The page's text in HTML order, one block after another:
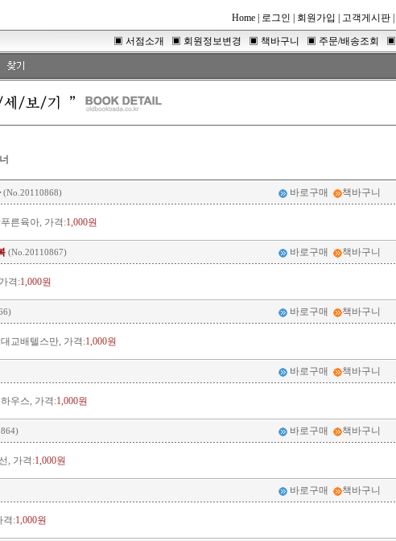
Home 로그인 회원가입 고객게시판
▣ 서점소개 ▣ 회원정보변경 ▣ 책바구니 ▣ 주문/배송조회 ▣
(No.20110868) 바로구매 책바구니
른육아, 가격:1,000원
(No.20110867) 바로구매 책바구니
격:1,000원
바로구매 책바구니
교배텔스만, 가격:1,000원
바로구매 책바구니
우스, 가격:1,000원
바로구매 책바구니
, 가격:1,000원
바로구매 책바구니
격:1,000원